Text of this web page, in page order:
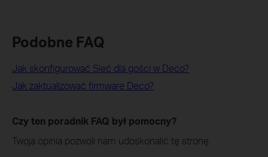
Podobne FAQ
Jak skonfigurować Sieć dla gości w Deco?
Jak zaktualizować firmware Deco?
Czy ten poradnik FAQ był pomocny?
Twoja opinia pozwoli nam udoskonalić tę stronę.